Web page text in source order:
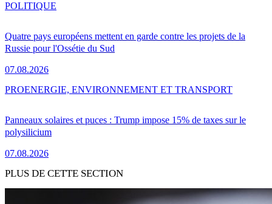
Quatre pays européens mettent en garde contre les projets de la
Russie pour l'Ossétie du Sud
07.08.2026
POLITIQUE
Panneaux solaires et puces : Trump impose 15% de taxes sur le
polysilicium
07.08.2026
PROENERGIE, ENVIRONNEMENT ET TRANSPORT
PLUS DE CETTE SECTION